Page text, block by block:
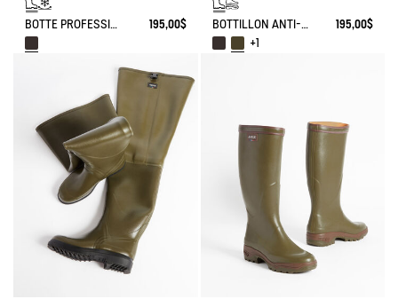
BOTTE PROFESSIONNELLE CHAMBORD DOUBLÉE NÉOPRÈNE 195,00$ BOTTILLON ANTI-FATIGUE PARCOURS 2.0
195,00$
+1